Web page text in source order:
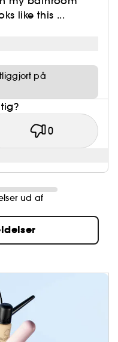
like this ...
på
0
ud af